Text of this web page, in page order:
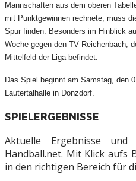
Mannschaften aus dem oberen
mit Punktgewinnen rechnete, muss
Spur finden. Besonders im Hinblick
Woche gegen den TV Reichenbach,
Mittelfeld der Liga befindet.
Das Spiel beginnt am Samstag, den
Lautertalhalle in Donzdorf.
SPIELERGEBNISSE
Aktuelle Ergebnisse
Handball.net. Mit Klick aufs
in den richtigen Bereich für